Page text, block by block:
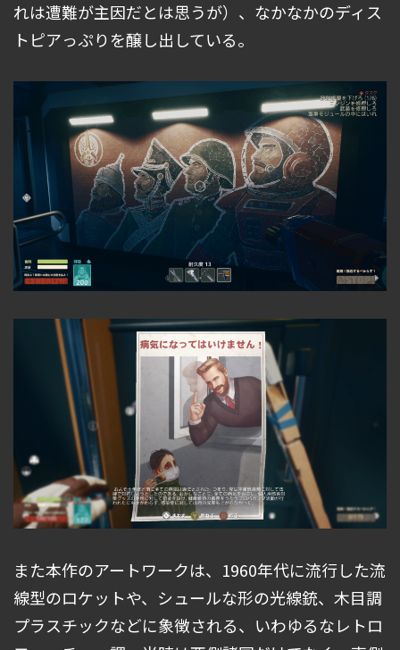
れは遭難が主因だとは思うが）、なかなかのディス
トピアっぷりを醸し出している。
また本作のアートワークは、1960年代に流行した流
線型のロケットや、シュールな形の光線銃、木目調
プラスチックなどに象徴される、いわゆるなレトロ